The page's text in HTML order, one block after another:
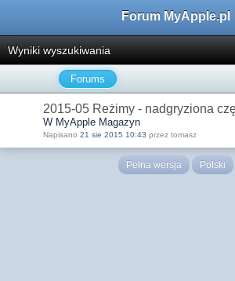
Forum MyApple.pl
Wyniki wyszukiwania
Forums
2015-05 Reżimy - nadgryziona
W MyApple Magazyn
Napisano 21 sie 2015 10:43 przez tomasz
Pełna wersja Polski